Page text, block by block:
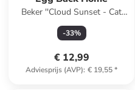
Beker ''Cloud Sunset - Cat
Mom'' lichtroze/lichtblauw -
220 ml
-33%
€ 12,99
Adviesprijs (AVP): € 19,55*